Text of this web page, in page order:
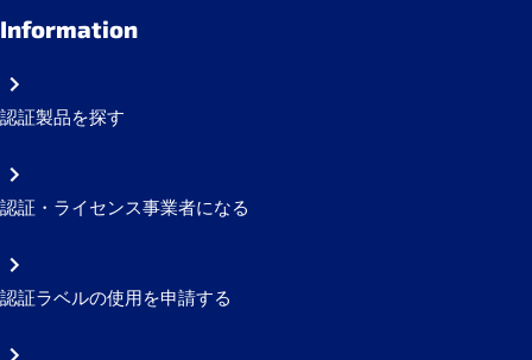
Information
認証製品を探す
認証・ライセンス事業者になる
認証ラベルの使用を申請する